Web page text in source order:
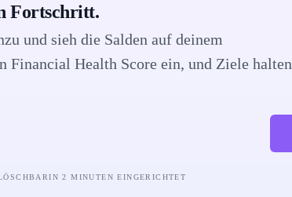
Fortschritt.
und sieh die Salden auf deinem
Health Score ein, und Ziele halten
IN 2 MINUTEN EINGERICHTET